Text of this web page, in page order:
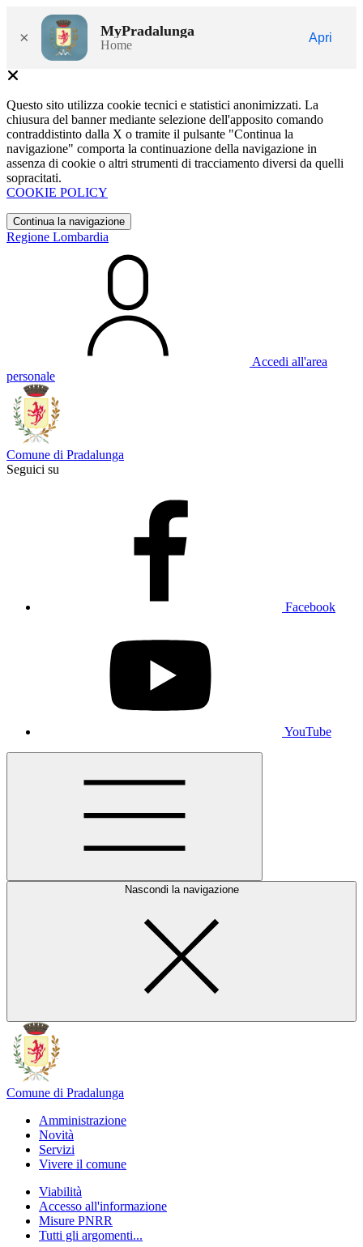
× MyPradalunga
Home
Apri
Questo sito utilizza cookie tecnici e statistici anonimizzati. La
chiusura del banner mediante selezione dell'apposito comando
contraddistinto dalla X o tramite il pulsante "Continua la
navigazione" comporta la continuazione della navigazione in
assenza di cookie o altri strumenti di tracciamento diversi da quelli
sopracitati.
COOKIE POLICY
Continua la navigazione
Regione Lombardia
Accedi all'area
personale
Comune di Pradalunga
Seguici su
Facebook
YouTube
Nascondi la navigazione
Comune di Pradalunga
Amministrazione
Novità
Servizi
Vivere il comune
Viabilità
Accesso all'informazione
Misure PNRR
Tutti gli argomenti...